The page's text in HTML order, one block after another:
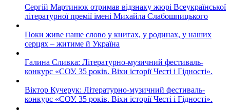
Сергій Мартинюк отримав відзнаку жюрі Всеукраїнської
літературної премії імені Михайла Слабошпицького
Поки живе наше слово у книгах, у родинах, у наших
серцях – житиме й Україна
Галина Сливка: Літературно-музичний фестиваль-
конкурс «СОУ. 35 років. Віхи історії Честі і Гідності».
Віктор Кучерук: Літературно-музичний фестиваль-
конкурс «СОУ. 35 років. Віхи історії Честі і Гідності».